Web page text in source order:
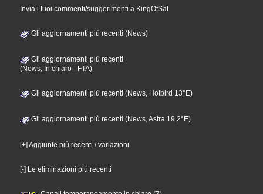
Invia i tuoi commenti/suggerimenti a KingOfSat
Gli aggiornamenti più recenti (News)
Gli aggiornamenti più recenti
(News, In chiaro - FTA)
Gli aggiornamenti più recenti (News, Hotbird 13°E)
Gli aggiornamenti più recenti (News, Astra 19,2°E)
[+] Aggiunte più recenti / variazioni
[-] Le eliminazioni più recenti